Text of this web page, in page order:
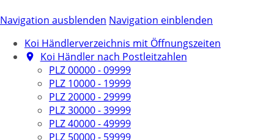
Navigation ausblenden Navigation einblenden
Koi Händlerverzeichnis mit Öffnungszeiten
Koi Händler nach Postleitzahlen
PLZ 00000 - 09999
PLZ 10000 - 19999
PLZ 20000 - 29999
PLZ 30000 - 39999
PLZ 40000 - 49999
PLZ 50000 - 59999